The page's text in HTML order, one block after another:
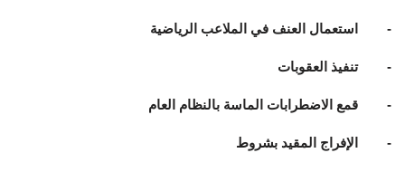
- استعمال العنف في الملاعب الرياضية
- تنفيذ العقوبات
- قمع الاضطرابات الماسة بالنظام العام
- الإفراج المقيد بشروط